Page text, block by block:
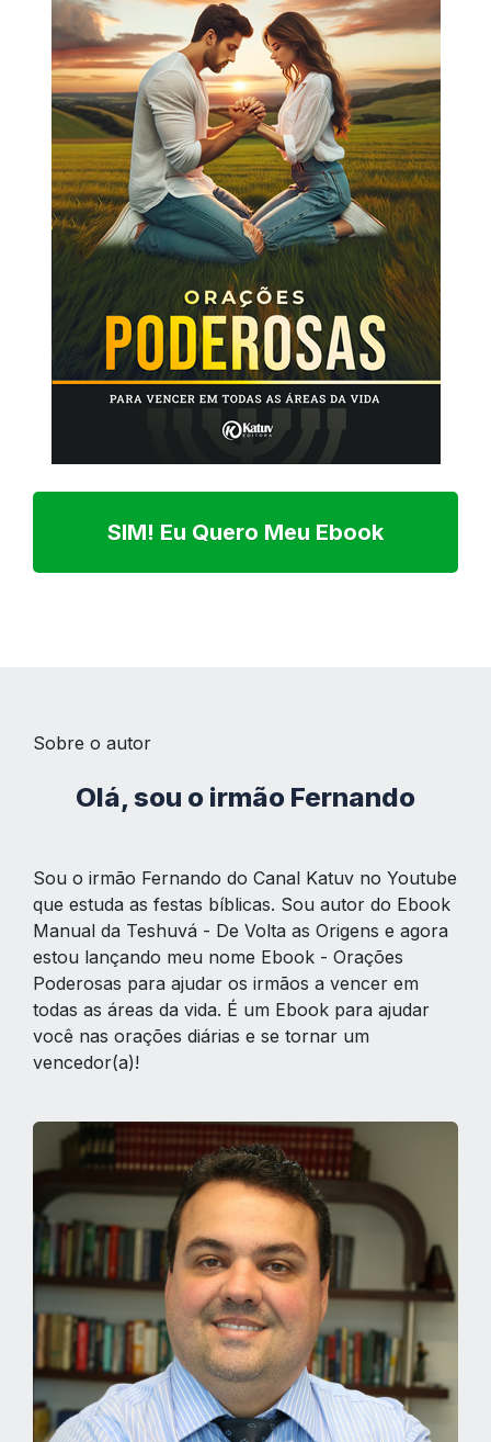
SIM! Eu Quero Meu Ebook
Sobre o autor
Olá, sou o irmão Fernando
Sou o irmão Fernando do Canal Katuv no Youtube
que estuda as festas bíblicas. Sou autor do Ebook
Manual da Teshuvá - De Volta as Origens e agora
estou lançando meu nome Ebook - Orações
Poderosas para ajudar os irmãos a vencer em
todas as áreas da vida. É um Ebook para ajudar
você nas orações diárias e se tornar um
vencedor(a)!